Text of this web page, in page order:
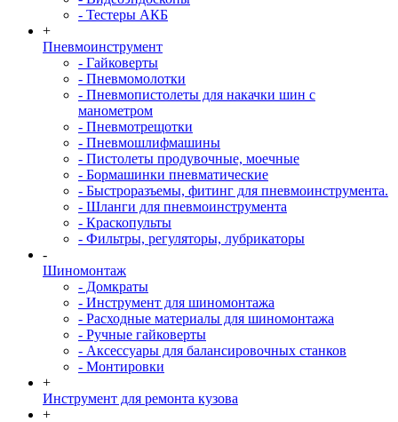
- Тестеры АКБ
+
Пневмоинструмент
- Гайковерты
- Пневмомолотки
- Пневмопистолеты для накачки шин с
манометром
- Пневмотрещотки
- Пневмошлифмашины
- Пистолеты продувочные, моечные
- Бормашинки пневматические
- Быстроразъемы, фитинг для пневмоинструмента.
- Шланги для пневмоинструмента
- Краскопульты
- Фильтры, регуляторы, лубрикаторы
-
Шиномонтаж
- Домкраты
- Инструмент для шиномонтажа
- Расходные материалы для шиномонтажа
- Ручные гайковерты
- Аксессуары для балансировочных станков
- Монтировки
+
Инструмент для ремонта кузова
+